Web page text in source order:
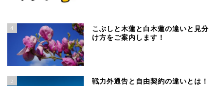
4
こぶしと木蓮と白木蓮の違いと見分
け方をご案内します！
5
戦力外通告と自由契約の違いとは！